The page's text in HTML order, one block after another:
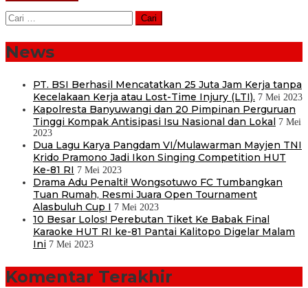
Cari
untuk:
News
PT. BSI Berhasil Mencatatkan 25 Juta Jam Kerja tanpa
Kecelakaan Kerja atau Lost-Time Injury (LTI). 7 Mei 2023
Kapolresta Banyuwangi dan 20 Pimpinan Perguruan
Tinggi Kompak Antisipasi Isu Nasional dan Lokal 7 Mei
2023
Dua Lagu Karya Pangdam VI/Mulawarman Mayjen TNI
Krido Pramono Jadi Ikon Singing Competition HUT
Ke-81 RI 7 Mei 2023
Drama Adu Penalti! Wongsotuwo FC Tumbangkan
Tuan Rumah, Resmi Juara Open Tournament
Alasbuluh Cup I 7 Mei 2023
10 Besar Lolos! Perebutan Tiket Ke Babak Final
Karaoke HUT RI ke-81 Pantai Kalitopo Digelar Malam
Ini 7 Mei 2023
Komentar Terakhir